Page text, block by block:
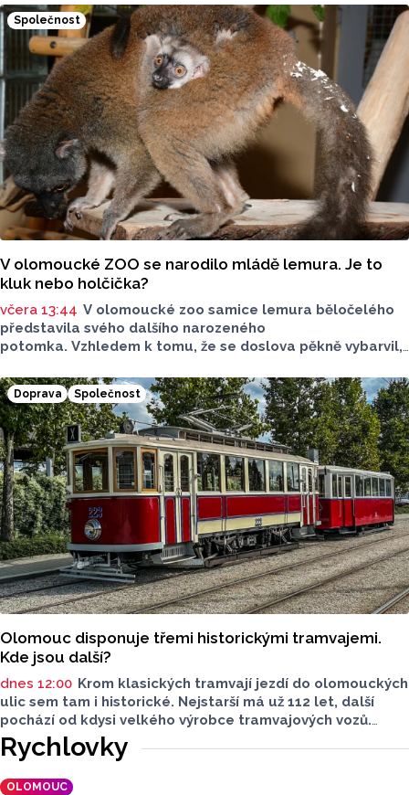
jsou doplněny dobovými snímky. Podle autorky publikace
Šárky Krákorové Pajůrkové tomu předcházelo 13 let
pátrání po jejich osudech. Kniha vychází u příležitosti
letošního 770. výročí povýšení Přerova na královské město,
sdělila ČTK mluvčí radnice Lenka Chalupová.
Společnost
V olomoucké ZOO se narodilo mládě lemura. Je to
kluk nebo holčička?
včera 13:44 V olomoucké zoo samice lemura běločelého
představila svého dalšího narozeného
potomka. Vzhledem k tomu, že se doslova pěkně vybarvil,
hnědé, případně hnědošedé, zato samci se pyšní bílým
zbarvením hlavy.
Doprava Společnost
Olomouc disponuje třemi historickými tramvajemi.
Kde jsou další?
dnes 12:00 Krom klasických tramvají jezdí do olomouckých
ulic sem tam i historické. Nejstarší má už 112 let, další
pochází od kdysi velkého výrobce tramvajových vozů.
Třetím je vlečný vůz. Další, které kdysi jezdily v krajském
městě, jsou na jiných místech, třeba v brněnském
depozitáři.
Rychlovky
OLOMOUC